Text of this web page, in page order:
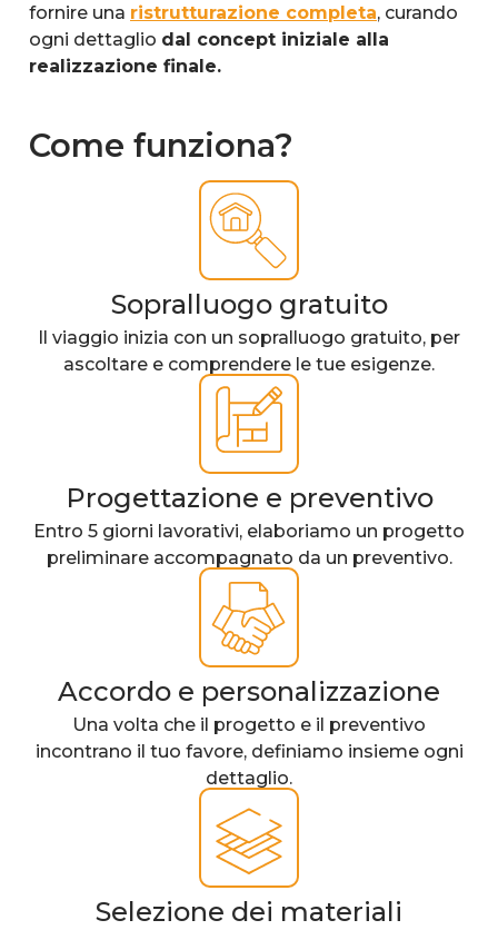
fornire una ristrutturazione completa, curando
ogni dettaglio dal concept iniziale alla
realizzazione finale.
Come funziona?
Sopralluogo gratuito
Il viaggio inizia con un sopralluogo gratuito, per
ascoltare e comprendere le tue esigenze.
Progettazione e preventivo
Entro 5 giorni lavorativi, elaboriamo un progetto
preliminare accompagnato da un preventivo.
Accordo e personalizzazione
Una volta che il progetto e il preventivo
incontrano il tuo favore, definiamo insieme ogni
dettaglio.
Selezione dei materiali